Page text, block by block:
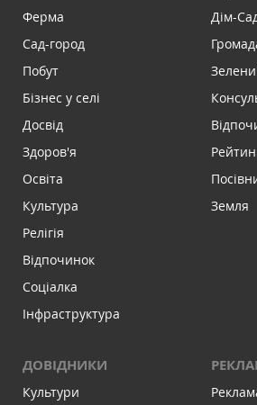
Ферма
Сад-город
Побут
Бізнес у селі
Досвід
Здоров'я
Освіта
Культура
Релігія
Відпочинок
Соціалка
Інфраструктура
Дім-
Земля
ДОВІДНИКИ
Культури